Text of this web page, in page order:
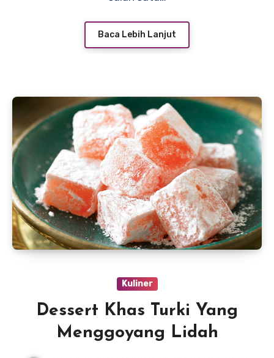
Baca Lebih Lanjut
Kuliner
Dessert Khas Turki Yang
Menggoyang Lidah